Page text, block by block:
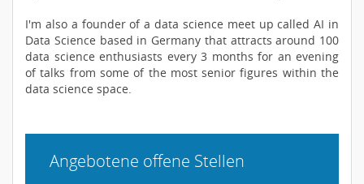
I'm also a founder of a data science meet up called AI in
Data Science based in Germany that attracts around 100
data science enthusiasts every 3 months for an evening
of talks from some of the most senior figures within the
data science space.
Angebotene offene Stellen